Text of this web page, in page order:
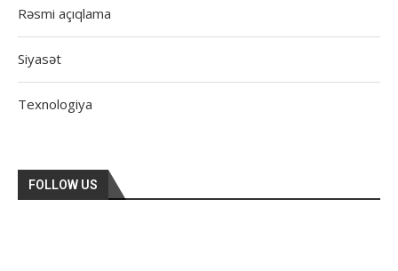
Rəsmi açıqlama
Siyasət
Texnologiya
FOLLOW US